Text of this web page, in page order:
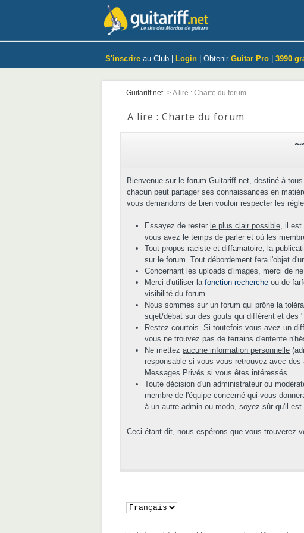
S'inscrire au Club | Login | Obtenir Guitar Pro 3990
Guitariff.net >A lire : Charte du forum
A lire : Charte du forum
Bienvenue sur le forum Guitariff.net, destiné à
chacun peut partager ses connaissances en
vous demandons de bien vouloir respecter les
Essayez de rester le plus clair possible, il est
vous avez le temps de parler et où les
Tout propos raciste et diffamatoire, la
sur le forum. Tout débordement fera l'objet
Concernant les uploads d'images, merci de
Merci d'utiliser la fonction recherche ou de
visibilité du forum.
Nous sommes sur un forum qui prône la
sujet/débat sur des gouts qui différent et des
Restez courtois. Si toutefois vous avez un
vous ne trouvez pas de terrains d'entente
Ne mettez aucune information personnelle
responsable si vous vous retrouvez avec
Messages Privés si vous êtes intéressés.
Toute décision d'un administrateur ou
membre de l'équipe concerné qui vous
à un autre admin ou modo, soyez sûr qu'il est
Ceci étant dit, nous espérons que vous trouverez